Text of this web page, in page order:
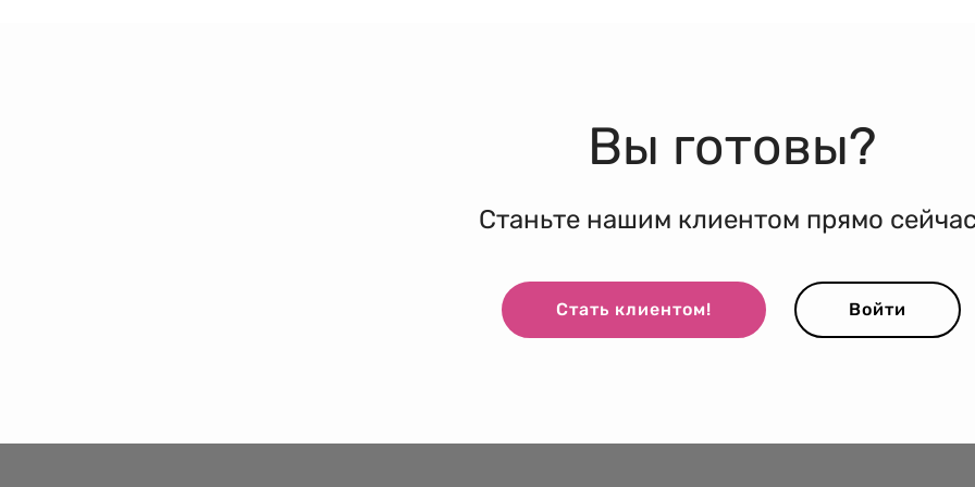
Вы готовы?
Станьте нашим клиентом прямо
Стать клиентом! Войти